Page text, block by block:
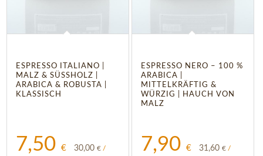
ESPRESSO ITALIANO |
MALZ & SÜSSHOLZ | A
RABICA & ROBUSTA | K
LASSISCH
7,50€ 30,00€ /
ESPRESSO NERO – 100 %
ARABICA |
MITTELKRÄFTIG &
WÜRZIG | HAUCH VON
MALZ
7,90 € 31,60 €/